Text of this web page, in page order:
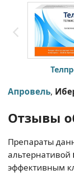
Апровель,
Отзывы
Препараты
альтернативой
эффективным